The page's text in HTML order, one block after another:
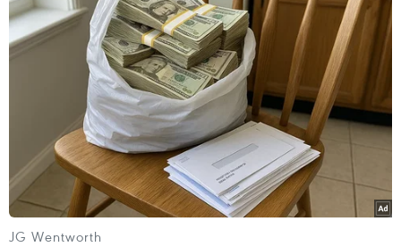
Diệt virus, hạn chế sử dụng Internet công cộng, wifi
miễn phí, đăng xuất tài khoản sau khi sử dụng… là
những cách để an toàn hơn trên Internet.
JG Wentworth